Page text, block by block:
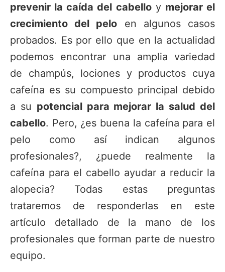
prevenir la caída del cabelloy mejorar el
crecimiento del pelo en algunos casos
probados. Es por ello que en la actualidad
podemos encontrar una amplia variedad
de champús, lociones y productos cuya
cafeína es su compuesto principal debido
a su potencial para mejorar la salud del
cabello. Pero, ¿es buena la cafeína para el
pelo como así indican algunos
profesionales?, ¿puede realmente la
cafeína para el cabello ayudar a reducir la
alopecia? Todas estas preguntas
trataremos de responderlas en este
artículo detallado de la mano de los
profesionales que forman parte de nuestro
equipo.